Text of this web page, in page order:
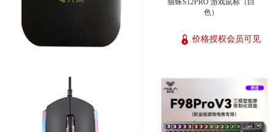
狼蛛S12PRO 游戏鼠标（白
色）
价格授权会员可见